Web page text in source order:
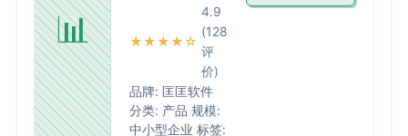
📊 ★★★★☆
4.9
(128
评
价)
品牌: 匡匡软件
分类: 产品 规模:
中小型企业 标签: